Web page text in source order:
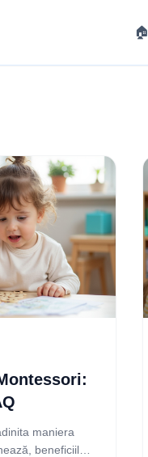
🏠
maniera
beneficiile